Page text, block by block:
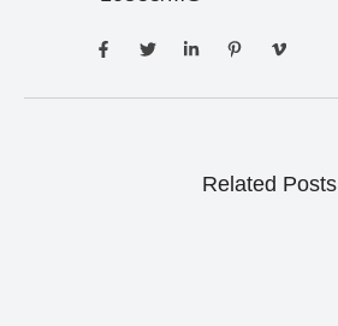
Related Posts